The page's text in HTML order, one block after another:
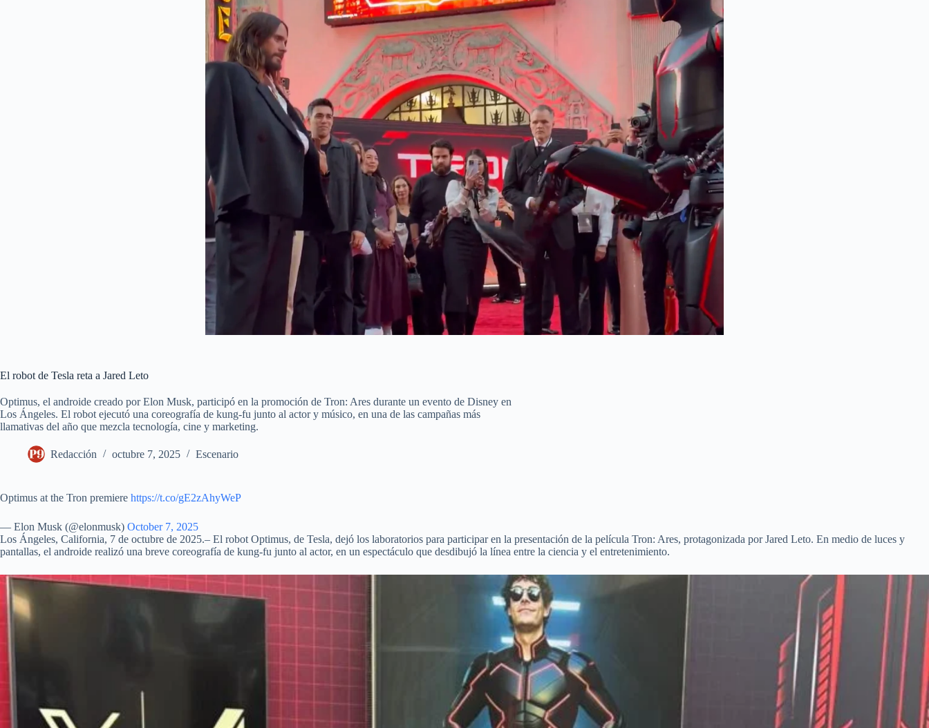
El robot de Tesla reta a Jared Leto
Optimus, el androide creado por Elon Musk, participó en la promoción de Tron: Ares durante un evento de Disney en
Los Ángeles. El robot ejecutó una coreografía de kung-fu junto al actor y músico, en una de las campañas más
llamativas del año que mezcla tecnología, cine y marketing.
Redacción octubre 7, 2025 Escenario
Optimus at the Tron premiere https://t.co/gE2zAhyWeP
— Elon Musk (@elonmusk) October 7, 2025
Los Ángeles, California, 7 de octubre de 2025.– El robot Optimus, de Tesla, dejó los laboratorios para participar en la presentación de la película Tron: Ares, protagonizada por Jared Leto. En medio de luces y
pantallas, el androide realizó una breve coreografía de kung-fu junto al actor, en un espectáculo que desdibujó la línea entre la ciencia y el entretenimiento.